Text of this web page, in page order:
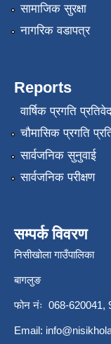
सामाजिक सुरक्षा
नागरिक वडापत्र
Reports
वार्षिक प्रगति
चौमासिक प्रगति
सार्वजनिक सुनुवाई
सार्वजनिक परीक्षण
सम्पर्क विवरण
निसीखोला गाउँपालिका
बागलुङ
फोन नंः 068-620041,
Email: